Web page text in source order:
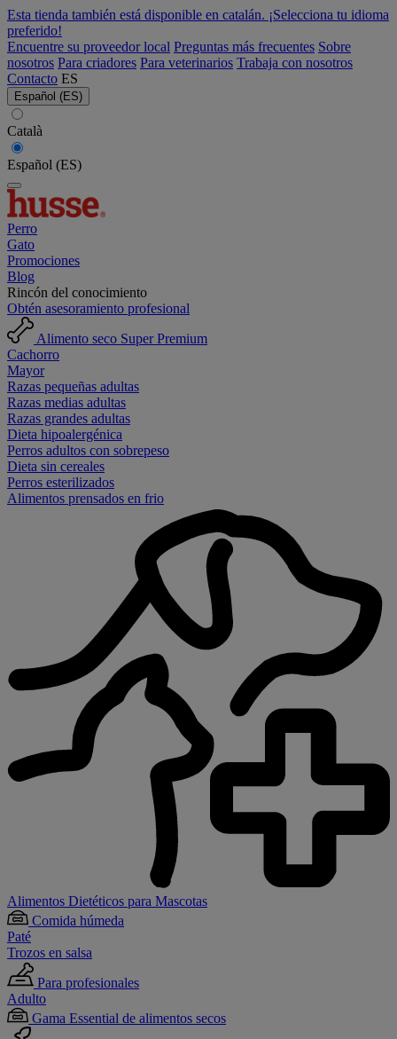
Esta tienda también está disponible en catalán. ¡Selecciona tu idioma
preferido!
Encuentre su proveedor local Preguntas más frecuentes Sobre
nosotros Para criadores Para veterinarios Trabaja con nosotros
Contacto ES
Español (ES)
Català
Español (ES)
Perro
Gato
Promociones
Blog
Rincón del conocimiento
Obtén asesoramiento profesional
Alimento seco Super Premium
Cachorro
Mayor
Razas pequeñas adultas
Razas medias adultas
Razas grandes adultas
Dieta hipoalergénica
Perros adultos con sobrepeso
Dieta sin cereales
Perros esterilizados
Alimentos prensados en frio
Alimentos Dietéticos para Mascotas
Comida húmeda
Paté
Trozos en salsa
Para profesionales
Adulto
Gama Essential de alimentos secos